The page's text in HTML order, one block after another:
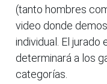
(tanto hombres
video donde
individual. El
determinará a los
categorías.